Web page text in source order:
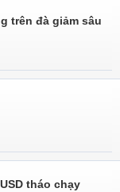
trên đà giảm sâu
tháo chạy